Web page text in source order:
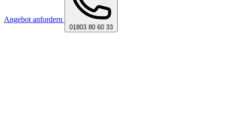
Angebot anfordern
01803 80 60 33